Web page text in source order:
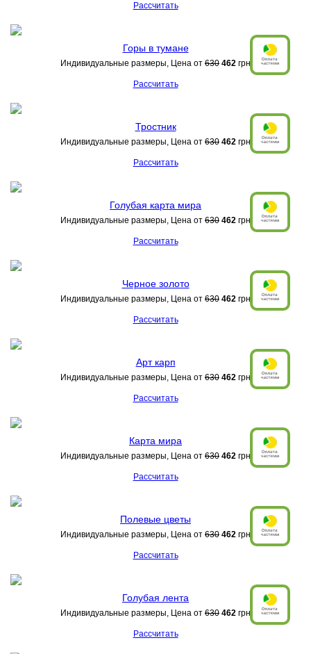
Рассчитать
Горы в тумане
Индивидуальные размеры, Цена от 630 462 грн
Рассчитать
Тростник
Индивидуальные размеры, Цена от 630 462 грн
Рассчитать
Голубая карта мира
Индивидуальные размеры, Цена от 630 462 грн
Рассчитать
Черное золото
Индивидуальные размеры, Цена от 630 462 грн
Рассчитать
Арт карп
Индивидуальные размеры, Цена от 630 462 грн
Рассчитать
Карта мира
Индивидуальные размеры, Цена от 630 462 грн
Рассчитать
Полевые цветы
Индивидуальные размеры, Цена от 630 462 грн
Рассчитать
Голубая лента
Индивидуальные размеры, Цена от 630 462 грн
Рассчитать